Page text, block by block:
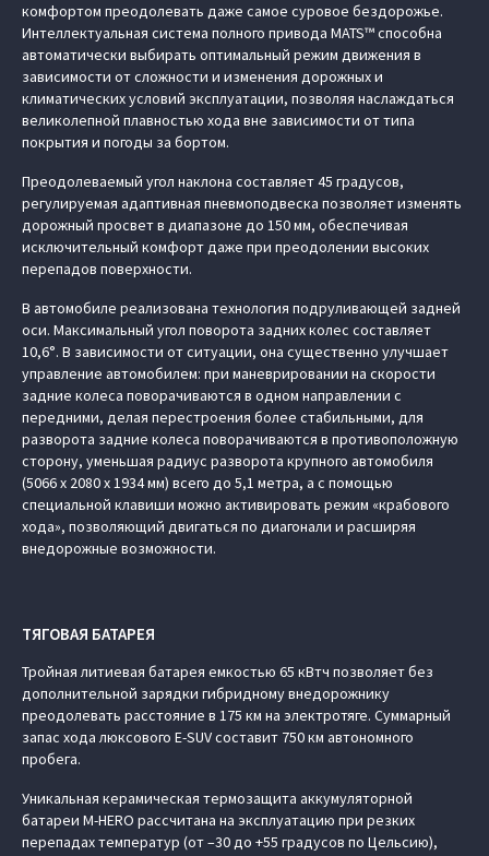
комфортом преодолевать даже самое суровое бездорожье.
Интеллектуальная система полного привода MATS™ способна
автоматически выбирать оптимальный режим движения в
зависимости от сложности и изменения дорожных и
климатических условий эксплуатации, позволяя наслаждаться
великолепной плавностью хода вне зависимости от типа
покрытия и погоды за бортом.
Преодолеваемый угол наклона составляет 45 градусов,
регулируемая адаптивная пневмоподвеска позволяет изменять
дорожный просвет в диапазоне до 150 мм, обеспечивая
исключительный комфорт даже при преодолении высоких
перепадов поверхности.
В автомобиле реализована технология подруливающей задней
оси. Максимальный угол поворота задних колес составляет
10,6°. В зависимости от ситуации, она существенно улучшает
управление автомобилем: при маневрировании на скорости
задние колеса поворачиваются в одном направлении с
передними, делая перестроения более стабильными, для
разворота задние колеса поворачиваются в противоположную
сторону, уменьшая радиус разворота крупного автомобиля
(5066 х 2080 х 1934 мм) всего до 5,1 метра, а с помощью
специальной клавиши можно активировать режим «крабового
хода», позволяющий двигаться по диагонали и расширяя
внедорожные возможности.
ТЯГОВАЯ БАТАРЕЯ
Тройная литиевая батарея емкостью 65 кВтч позволяет без
дополнительной зарядки гибридному внедорожнику
преодолевать расстояние в 175 км на электротяге. Суммарный
запас хода люксового E-SUV составит 750 км автономного
пробега.
Уникальная керамическая термозащита аккумуляторной
батареи M‑HERO рассчитана на эксплуатацию при резких
перепадах температур (от –30 до +55 градусов по Цельсию),